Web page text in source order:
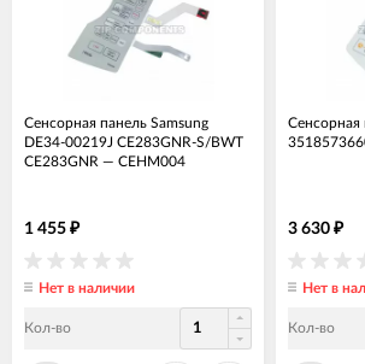
Сенсорная панель Samsung
DE34-00219J CE283GNR-S/BWT
CE283GNR — СЕНМ004
1 455 ₽
Нет в наличии
Кол-во
Сенсорная
3 630 ₽
Нет в
Кол-во